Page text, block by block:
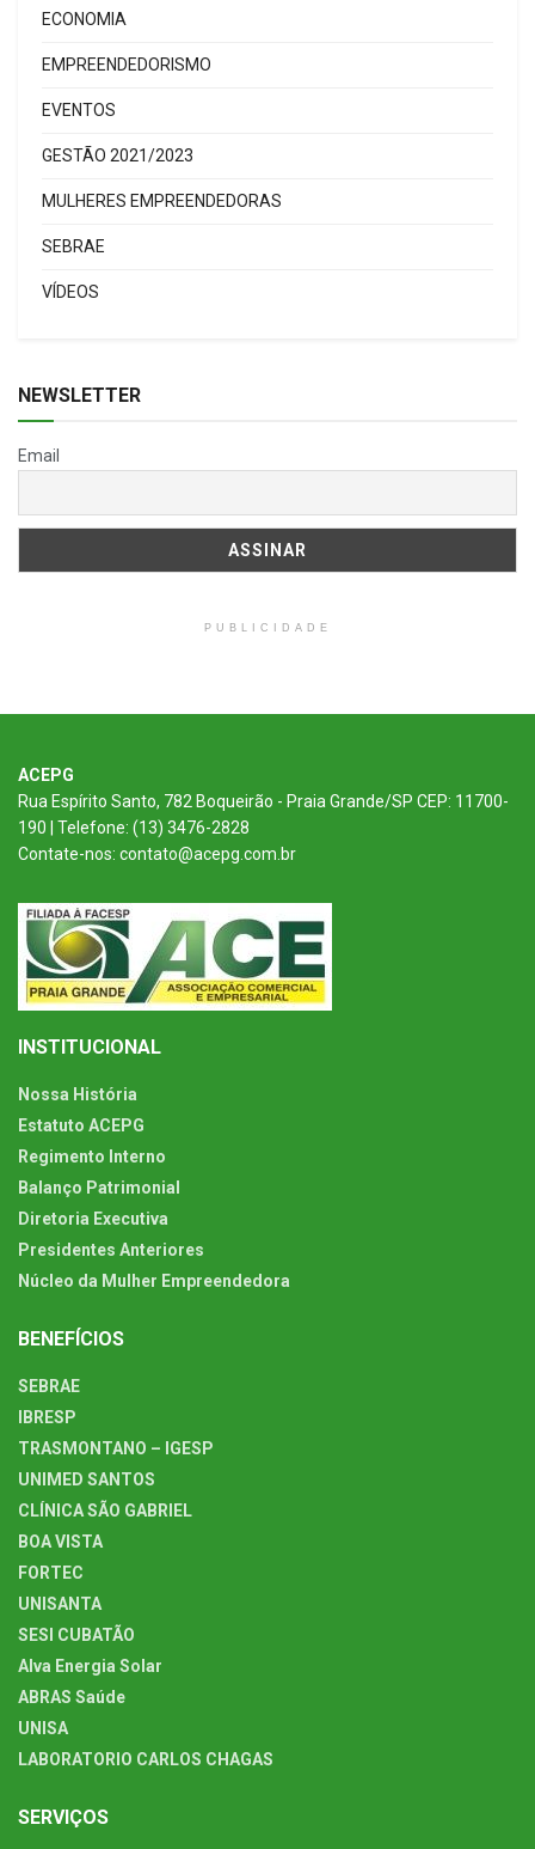
ECONOMIA
EMPREENDEDORISMO
EVENTOS
GESTÃO 2021/2023
MULHERES EMPREENDEDORAS
SEBRAE
VÍDEOS
NEWSLETTER
Email
PUBLICIDADE
ACEPG
Rua Espírito Santo, 782 Boqueirão - Praia Grande/SP CEP: 11700-
190 | Telefone: (13) 3476-2828
Contate-nos: contato@acepg.com.br
INSTITUCIONAL
Nossa História
Estatuto ACEPG
Regimento Interno
Balanço Patrimonial
Diretoria Executiva
Presidentes Anteriores
Núcleo da Mulher Empreendedora
BENEFÍCIOS
SEBRAE
IBRESP
TRASMONTANO – IGESP
UNIMED SANTOS
CLÍNICA SÃO GABRIEL
BOA VISTA
FORTEC
UNISANTA
SESI CUBATÃO
Alva Energia Solar
ABRAS Saúde
UNISA
LABORATORIO CARLOS CHAGAS
SERVIÇOS